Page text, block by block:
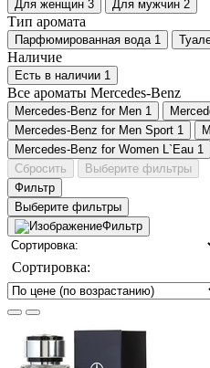
Для женщин 3 Для мужчин 2
Тип аромата
Парфюмированная вода 1
Наличие
Есть в наличии 1
Все ароматы Mercedes-Benz
Mercedes-Benz for Men 1
Mercedes-Benz for Men Sport 1
Mercedes-Benz for Women L`Eau 1
Сбросить
Выберите фильтры
Фильтр
Выберите фильтры
Фильтр
Сортировка: